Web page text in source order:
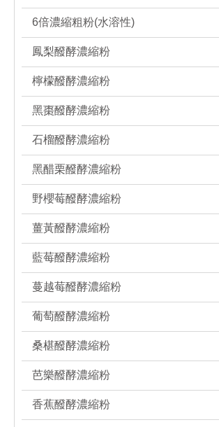
6倍濃縮粗粉(水溶性)
鳳梨醱酵濃縮粉
檸檬醱酵濃縮粉
黑棗醱酵濃縮粉
石榴醱酵濃縮粉
黑醋栗醱酵濃縮粉
野櫻莓醱酵濃縮粉
薑黃醱酵濃縮粉
藍莓醱酵濃縮粉
蔓越莓醱酵濃縮粉
葡萄醱酵濃縮粉
桑椹醱酵濃縮粉
芭樂醱酵濃縮粉
香蕉醱酵濃縮粉